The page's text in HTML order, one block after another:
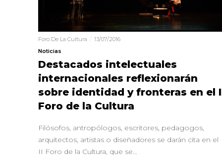
Foro De La Cultura
13/07/2016
Noticias
Destacados intelectuales
internacionales reflexionarán
sobre identidad y fronteras en el
Foro de la Cultura
Filósofos, antropólogos, escritores, pedagogos,
arquitectos, artistas o diseñadores se darán cita en el
II Foro de la Cultura, que se…